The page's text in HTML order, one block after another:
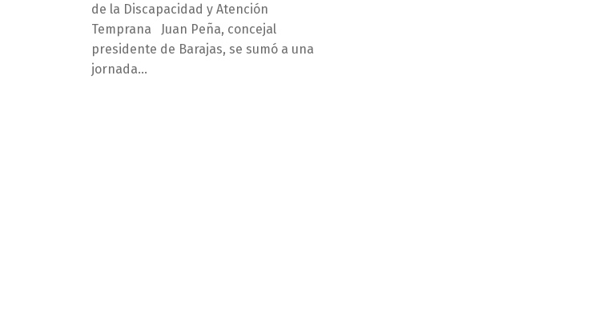
de la Discapacidad y Atención
Temprana Juan Peña, concejal
presidente de Barajas, se sumó a una
jornada…